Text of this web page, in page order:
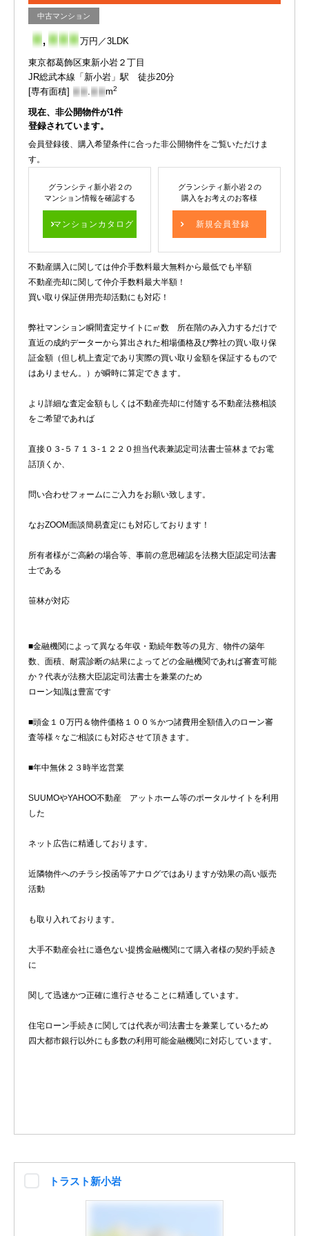
中古マンション
- ,- - - 万円／3LDK
東京都葛飾区東新小岩２丁目
JR総武本線「新小岩」駅 徒歩20分
[専有面積] - - .- - m2
現在、非公開物件が1件
登録されています。
会員登録後、購入希望条件に合った非公開物件をご覧いただけま
す。
グランシティ新小岩２の
マンション情報を確認する
マンションカタログ
グランシティ新小岩２の
購入をお考えのお客様
新規会員登録
不動産購入に関しては仲介手数料最大無料から最低でも半額
不動産売却に関して仲介手数料最大半額！
買い取り保証併用売却活動にも対応！
弊社マンション瞬間査定サイトに㎡数 所在階のみ入力するだけで
直近の成約データーから算出された相場価格及び弊社の買い取り保
証金額（但し机上査定であり実際の買い取り金額を保証するもので
はありません。）が瞬時に算定できます。
より詳細な査定金額もしくは不動産売却に付随する不動産法務相談
をご希望であれば
直接０３-５７１３-１２２０担当代表兼認定司法書士笹林までお電
話頂くか、
問い合わせフォームにご入力をお願い致します。
なおZOOM面談簡易査定にも対応しております！
所有者様がご高齢の場合等、事前の意思確認を法務大臣認定司法書
士である
笹林が対応
■金融機関によって異なる年収・勤続年数等の見方、物件の築年
数、面積、耐震診断の結果によってどの金融機関であれば審査可能
か？代表が法務大臣認定司法書士を兼業のため
ローン知識は豊富です
■頭金１０万円＆物件価格１００％かつ諸費用全額借入のローン審
査等様々なご相談にも対応させて頂きます。
■年中無休２３時半迄営業
SUUMOやYAHOO不動産 アットホーム等のポータルサイトを利用
した
ネット広告に精通しております。
近隣物件へのチラシ投函等アナログではありますが効果の高い販売
活動
も取り入れております。
大手不動産会社に遜色ない提携金融機関にて購入者様の契約手続き
に
関して迅速かつ正確に進行させることに精通しています。
住宅ローン手続きに関しては代表が司法書士を兼業しているため
四大都市銀行以外にも多数の利用可能金融機関に対応しています。
トラスト新小岩